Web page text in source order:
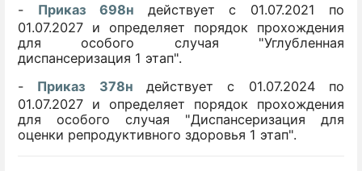
-
Приказ 698н
действует с 01.07.2021 по
01.07.2027 и определяет порядок прохождения
для особого случая "Углубленная
диспансеризация 1 этап".
-
Приказ 378н
действует с 01.07.2024 по
01.07.2027 и определяет порядок прохождения
для особого случая "Диспансеризация для
оценки репродуктивного здоровья 1 этап".